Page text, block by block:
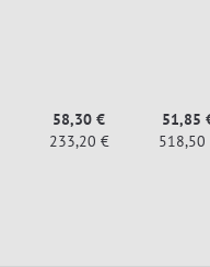
58,30 €
233,20 €
51,85
518,50